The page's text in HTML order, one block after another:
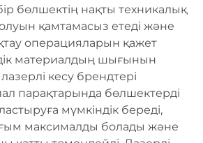
бөлшектің нақты техникалық
қамтамасыз етеді және
операцияларын қажет
материалдың шығынын
кесу брендтері
парақтарында бөлшектерді
мүмкіндік береді,
максималды болады және